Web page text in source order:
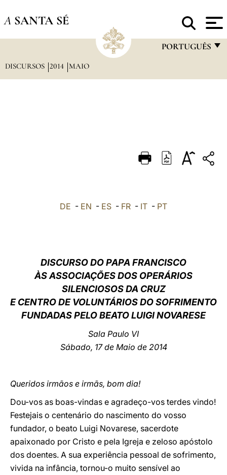
A SANTA SÉ
PORTUGUÊS
DEUTSCH
العربيّة
DISCURSOS 2014 MAIO
DE - EN - ES - FR - IT - PT
DISCURSO DO PAPA FRANCISCO
ÀS ASSOCIAÇÕES DOS OPERÁRIOS
SILENCIOSOS DA CRUZ
E CENTRO DE VOLUNTÁRIOS DO SOFRIMENTO
FUNDADAS PELO BEATO LUIGI NOVARESE
Sala Paulo VI
Sábado, 17 de Maio de 2014
Queridos irmãos e irmãs, bom dia!
Dou-vos as boas-vindas e agradeço-vos terdes vindo!
Festejais o centenário do nascimento do vosso
fundador, o beato Luigi Novarese, sacerdote
apaixonado por Cristo e pela Igreja e zeloso apóstolo
dos doentes. A sua experiência pessoal de sofrimento,
vivida na infância, tornou-o muito sensível ao